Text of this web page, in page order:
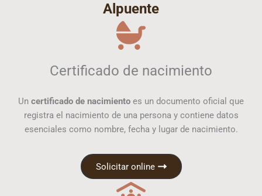
Alpuente
Certificado de nacimiento
Un certificado de nacimiento es un documento oficial que
registra el nacimiento de una persona y contiene datos
esenciales como nombre, fecha y lugar de nacimiento.
Solicitar online